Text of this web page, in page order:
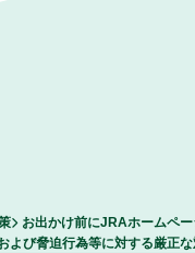
お出かけ前にJRAホームペ
よび脅迫行為等に対する厳正